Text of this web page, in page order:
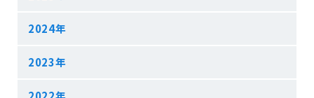
2024年
2023年